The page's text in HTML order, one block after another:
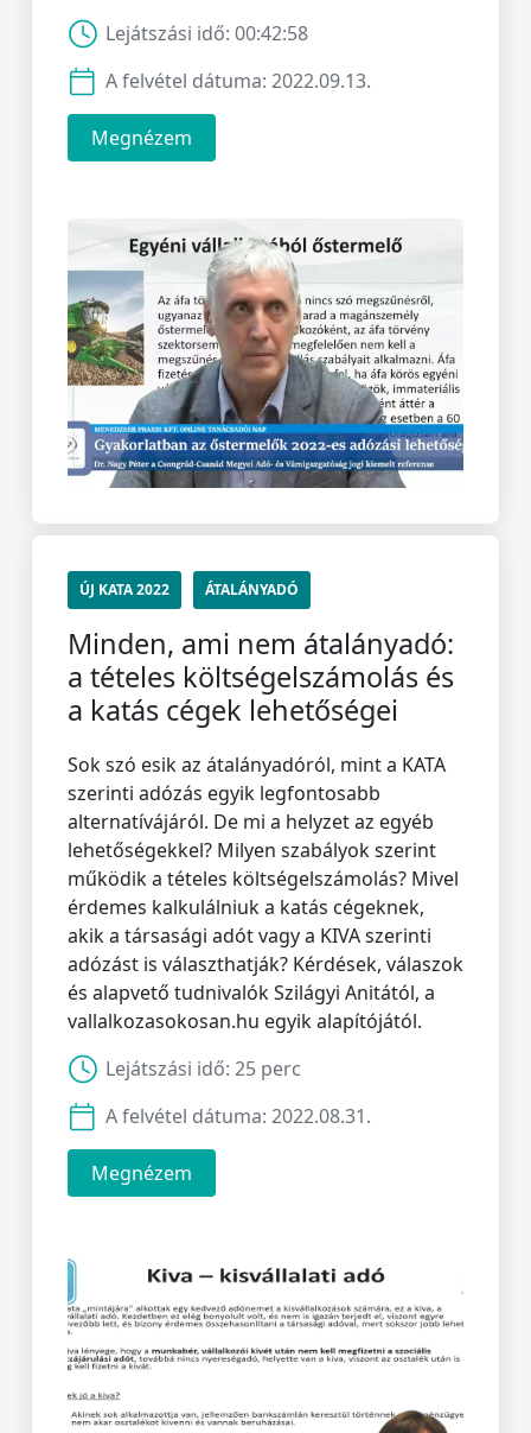
Lejátszási idő: 00:42:58
A felvétel dátuma: 2022.09.13.
Megnézem
ÚJ KATA 2022 ÁTALÁNYADÓ
Minden, ami nem átalányadó:
a tételes költségelszámolás és
a katás cégek lehetőségei
Sok szó esik az átalányadóról, mint a KATA
szerinti adózás egyik legfontosabb
alternatívájáról. De mi a helyzet az egyéb
lehetőségekkel? Milyen szabályok szerint
működik a tételes költségelszámolás? Mivel
érdemes kalkulálniuk a katás cégeknek,
akik a társasági adót vagy a KIVA szerinti
adózást is választhatják? Kérdések, válaszok
és alapvető tudnivalók Szilágyi Anitától, a
vallalkozasokosan.hu egyik alapítójától.
Lejátszási idő: 25 perc
A felvétel dátuma: 2022.08.31.
Megnézem